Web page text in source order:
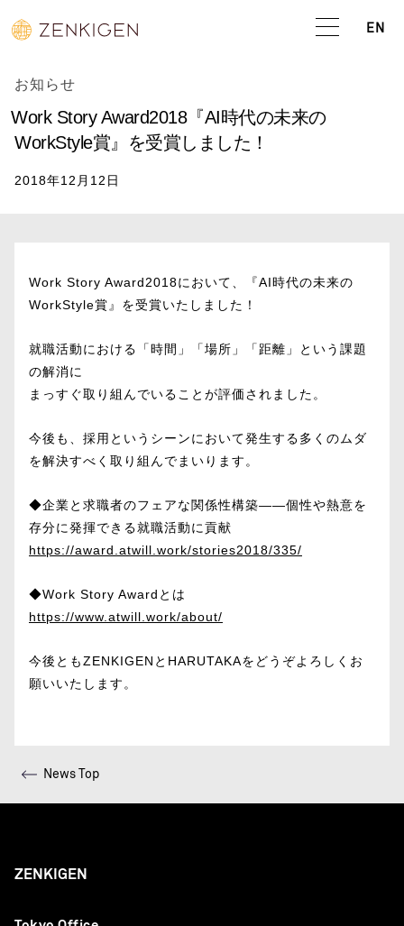
EN
お知らせ
Work Story Award2018『AI時代の未来の
WorkStyle賞』を受賞しました！
2018年12月12日
Work Story Award2018において、『AI時代の未来の
WorkStyle賞』を受賞いたしました！
就職活動における「時間」「場所」「距離」という課題
の解消に
まっすぐ取り組んでいることが評価されました。
今後も、採用というシーンにおいて発生する多くのムダ
を解決すべく取り組んでまいります。
◆企業と求職者のフェアな関係性構築――個性や熱意を
存分に発揮できる就職活動に貢献
https://award.atwill.work/stories2018/335/
◆Work Story Awardとは
https://www.atwill.work/about/
今後ともZENKIGENとHARUTAKAをどうぞよろしくお
願いいたします。
News Top
ZENKIGEN